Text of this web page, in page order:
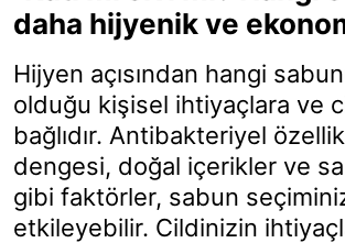
daha hijyenik ve
Hijyen açısından hangi
olduğu kişisel ihtiyaçlara ve
bağlıdır. Antibakteriyel
dengesi, doğal içerikler ve
gibi faktörler, sabun
etkileyebilir. Cildinizin